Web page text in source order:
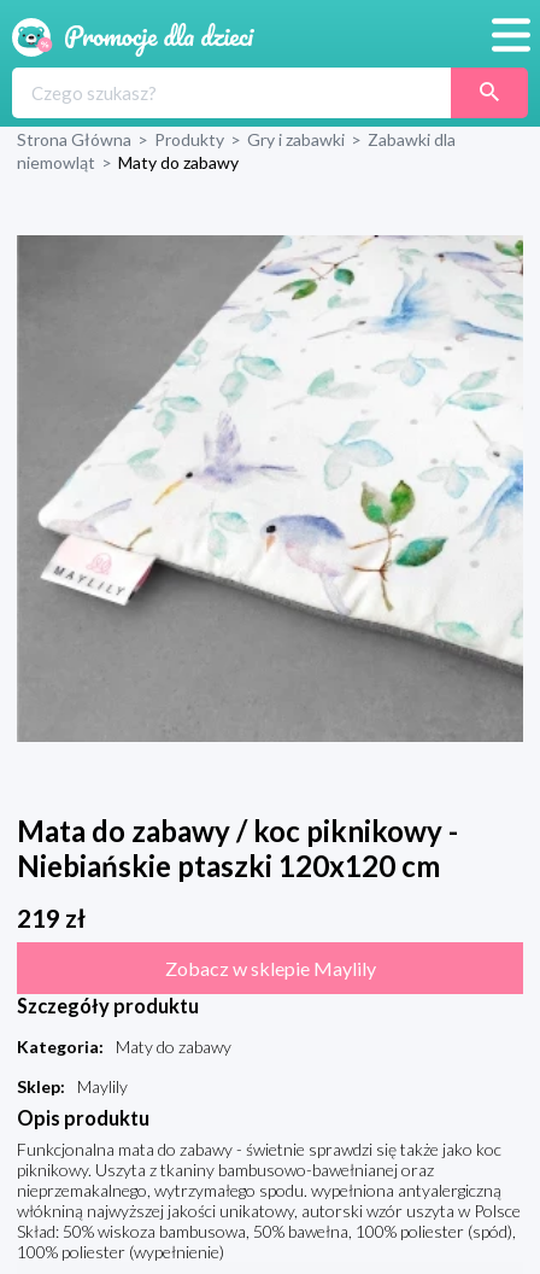
Produkty
Blog
Wyprawka
Strona Główna > Produkty > Gry i zabawki > Zabawki dla
niemowląt > Maty do zabawy
Mata do zabawy / koc piknikowy -
Niebiańskie ptaszki 120x120 cm
219 zł
Zobacz w sklepie Maylily
Szczegóły produktu
Kategoria:
Maty do zabawy
Sklep: Maylily
Opis produktu
Funkcjonalna mata do zabawy - świetnie sprawdzi się także jako koc
piknikowy. Uszyta z tkaniny bambusowo-bawełnianej oraz
nieprzemakalnego, wytrzymałego spodu. wypełniona antyalergiczną
włókniną najwyższej jakości unikatowy, autorski wzór uszyta w Polsce
Skład: 50% wiskoza bambusowa, 50% bawełna, 100% poliester (spód),
100% poliester (wypełnienie)